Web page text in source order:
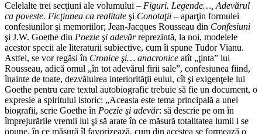
Celelalte trei secţiuni ale volumului – Figuri. Legende…, Adevărul
ca poveste. Ficţiunea ca realitate şi Conotaţii – aparţin formulei
confesiunilor şi memoriilor; Jean-Jacques Rousseau din Confesiuni
şi J.W. Goethe din Poezie şi adevărreprezintă, la noi, modelele
acestor specii ale literaturii subiective, cum îi spu­ne Tudor Vianu.
Astfel, se vor regăsi în Cronice şi… anacronice atît „ţinta” lui
Rousseau, adică omul „în tot adevărul firii sale”, confesiunea fiind,
înainte de toate, dezvăluirea interiorităţii eului, cît şi exigenţele lui
Goethe pentru care textul autobiografic trebuie să fie un document, o
expresie a spiritului istoric: „Aceasta este tema principală a unei
biografii, scrie Goethe în Poezie şi adevăr: să descrie pe om în
împrejurările vremii lui şi să arate în ce măsură totalitatea lumii i se
opune, în ce măsură îl favorizează, cum din acestea se formează o